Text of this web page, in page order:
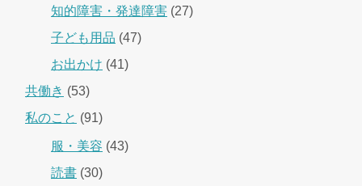
知的障害・発達障害 (27)
子ども用品 (47)
お出かけ (41)
共働き (53)
私のこと (91)
服・美容 (43)
読書 (30)